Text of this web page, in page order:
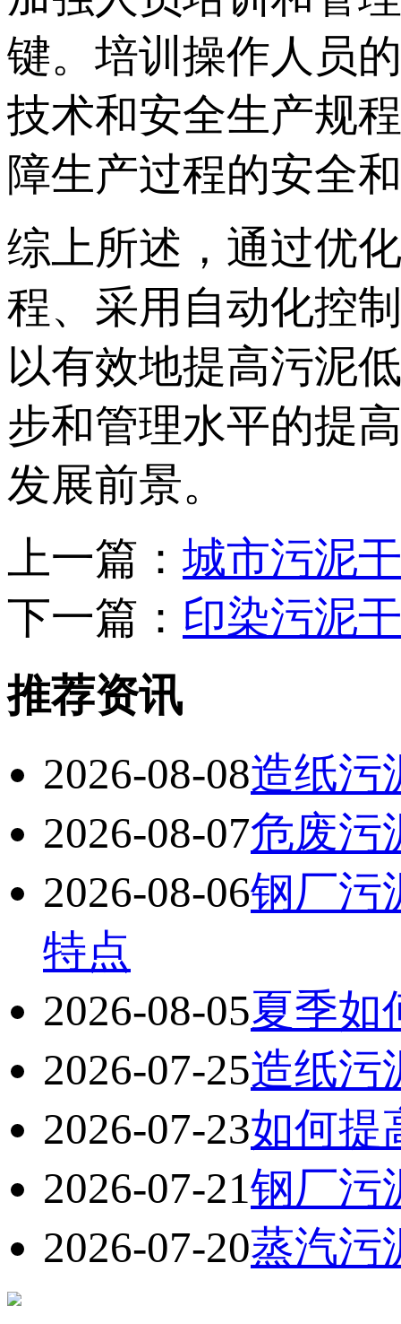
键。培训操作人员
技术和安全生产规
障生产过程的安全
综上所述，通过优
程、采用自动化控
以有效地提高污泥
步和管理水平的提
发展前景。
上一篇： 城市污泥
下一篇： 印染污泥
推荐资讯
2026-08-08造纸污
2026-08-07危废污
2026-08-06钢厂污
特点
2026-08-05夏季如
2026-07-25造纸污
2026-07-23如何提
2026-07-21钢厂污
2026-07-20蒸汽污